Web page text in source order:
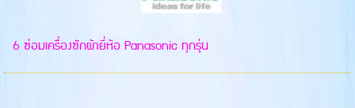
6 ซ่อมเครื่องซักผ้ายี่ห้อ Panasonic ทุกรุ่น